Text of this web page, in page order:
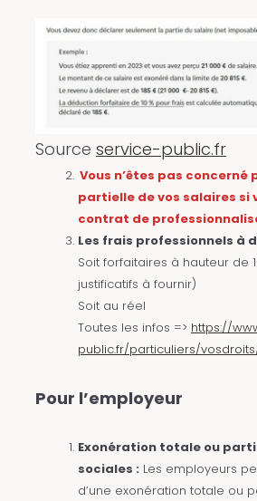
Source service-public.fr
Vous n’êtes pas concerné
partielle de vos salaires si
contrat de
Les frais professionnels à
Soit forfaitaires à hauteur de
justificatifs à fournir)
Soit au réel
Toutes les infos => https://
public.fr/particuliers/
Pour l’employeur
Exonération totale ou
sociales :Les employeurs
d’une exonération totale ou